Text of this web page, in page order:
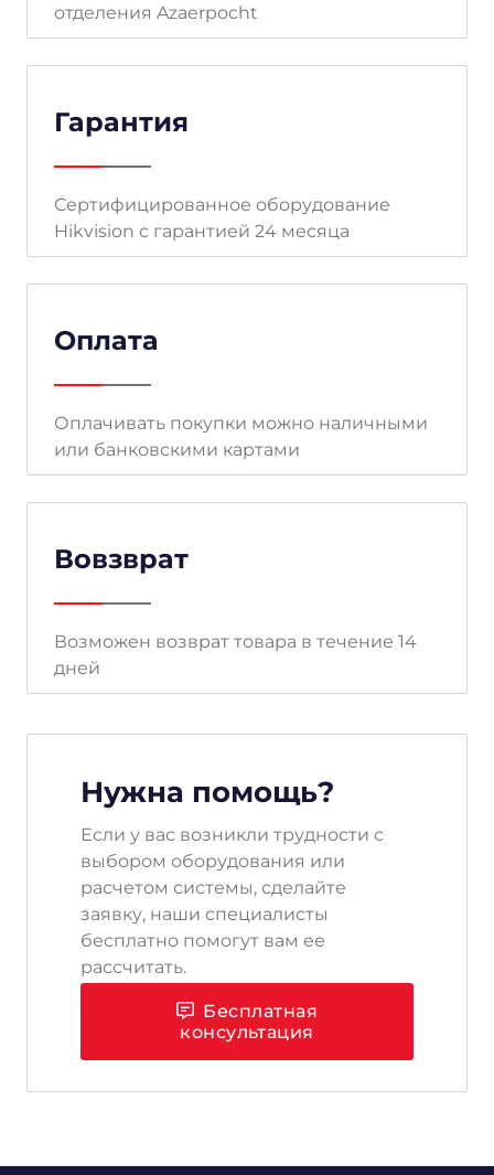
отделения Azaerpocht
Гарантия
Сертифицированное оборудование
Hikvision с гарантией 24 месяца
Оплата
Оплачивать покупки можно наличными
или банковскими картами
Вовзврат
Возможен возврат товара в течение 14
дней
Нужна помощь?
Если у вас возникли трудности с
выбором оборудования или
расчетом системы, сделайте
заявку, наши специалисты
бесплатно помогут вам ее
рассчитать.
Бесплатная
консультация